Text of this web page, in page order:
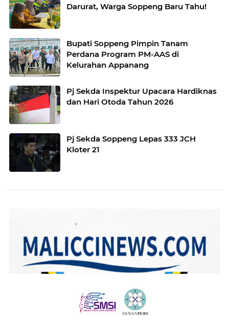
Darurat, Warga Soppeng Baru Tahu!
Bupati Soppeng Pimpin Tanam
Perdana Program PM-AAS di
Kelurahan Appanang
Pj Sekda Inspektur Upacara Hardiknas
dan Hari Otoda Tahun 2026
Pj Sekda Soppeng Lepas 333 JCH
Kloter 21